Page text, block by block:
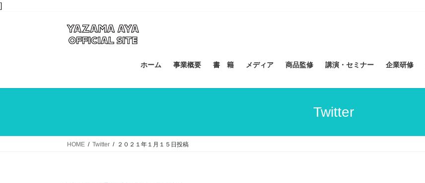
]コ
キ
ナ
に
ホーム 事業概要 書 籍 メディア 商品監修 講演・セミナー 企業研修
Twitter
HOME Twitter ２０２１年１月１５日投稿